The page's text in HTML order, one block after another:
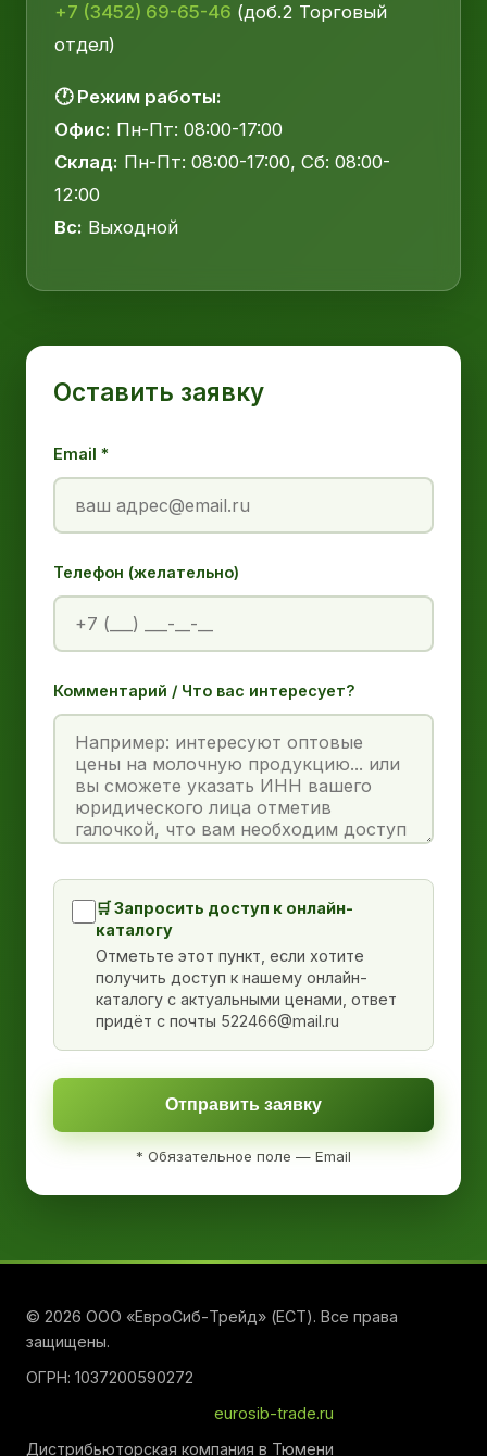
+7 (3452) 69-65-46 (доб.2 Торговый
отдел)
🕐 Режим работы:
Офис: Пн-Пт: 08:00-17:00
Склад: Пн-Пт: 08:00-17:00, Сб: 08:00-
12:00
Вс: Выходной
Оставить заявку
Email *
Телефон (желательно)
Комментарий / Что вас интересует?
🛒 Запросить доступ к онлайн-
каталогу
Отметьте этот пункт, если хотите
получить доступ к нашему онлайн-
каталогу с актуальными ценами, ответ
придёт с почты 522466@mail.ru
Отправить заявку
* Обязательное поле — Email
© 2026 ООО «ЕвроСиб-Трейд» (ЕСТ). Все права
защищены.
ОГРН: 1037200590272
eurosib-trade.ru
Дистрибьюторская компания в Тюмени